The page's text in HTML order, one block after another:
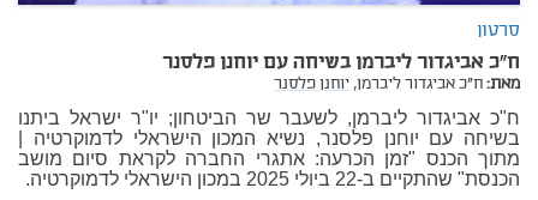
סרטון
ח"כ אביגדור ליברמן בשיחה עם יוחנן פלסנר
מאת:ח"כ אביגדור ליברמן, יוחנן פלסנר
ח"כ אביגדור ליברמן, לשעבר שר הביטחון; יו"ר ישראל ביתנו
בשיחה עם יוחנן פלסנר, נשיא המכון הישראלי לדמוקרטיה |
מתוך הכנס "זמן הכרעה: אתגרי החברה לקראת סיום מושב
הכנסת" שהתקיים ב-22 ביולי 2025 במכון הישראלי לדמוקרטיה.